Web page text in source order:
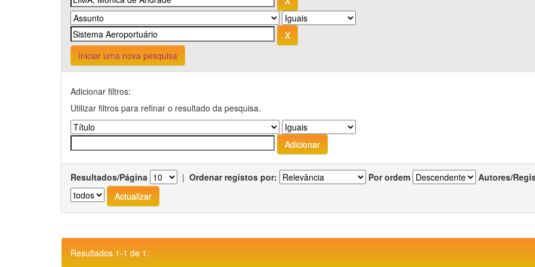
Iniciar uma nova pesquisa
Adicionar filtros:
Utilizar filtros para refinar o resultado da pesquisa.
Resultados/Página | Ordenar registos por: Por ordem Autores/
Resultados 1-1 de 1.